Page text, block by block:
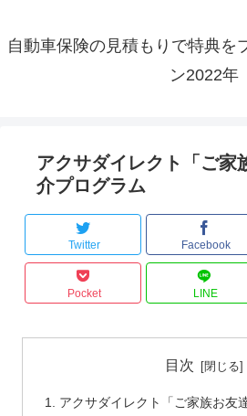
自動車保険の見積もりで特典を
ン2022年
アクサダイレクト「ご家
介プログラム
Twitter Facebook
Pocket LINE
目次
アクサダイレクト「ご家族お友